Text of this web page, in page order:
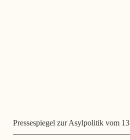
Pressespiegel zur Asylpolitik vom